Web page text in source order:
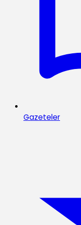
Gazeteler